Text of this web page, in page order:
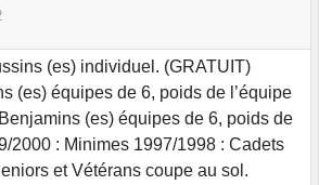
(es) individuel. (GRATUIT)
(es) équipes de 6, poids de l’équipe
(es) équipes de 6, poids de
2000 : Minimes 1997/1998 : Cadets
et Vétérans coupe au sol.